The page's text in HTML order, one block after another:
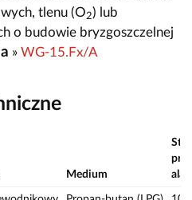
tlenu (O2) lub
o budowie bryzgoszczelnej
» WG-15.Fx/A
Medium